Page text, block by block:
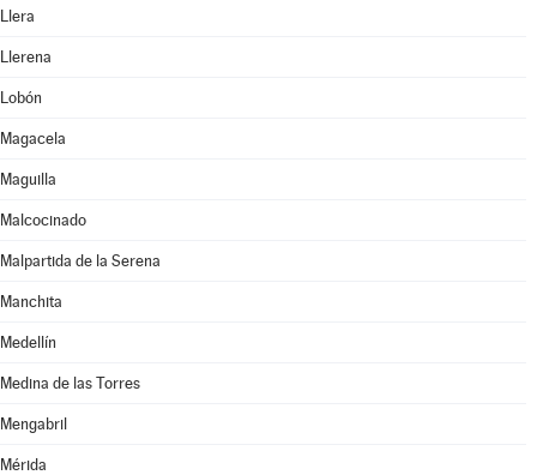
Llera
Llerena
Lobón
Magacela
Maguilla
Malcocinado
Malpartida de la Serena
Manchita
Medellín
Medina de las Torres
Mengabril
Mérida